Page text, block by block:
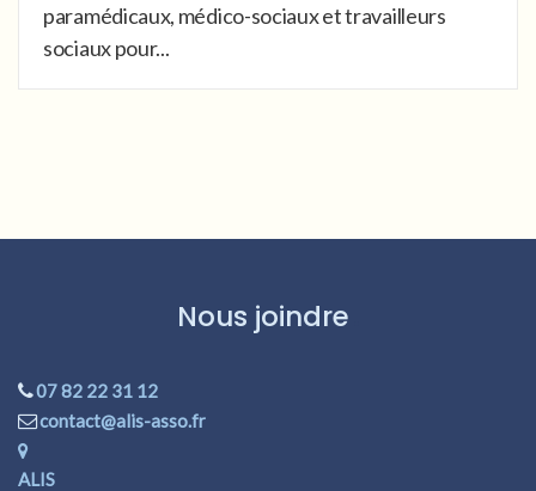
paramédicaux, médico-sociaux et travailleurs
sociaux pour...
Nous joindre
07 82 22 31 12
contact@alis-asso.fr
ALIS